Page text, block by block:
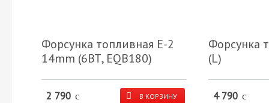
Форсунка топливная Е-2
14mm (6ВТ, EQB180)
2 790 c В КОРЗИНУ
Форсунка
(L)
4 790 c